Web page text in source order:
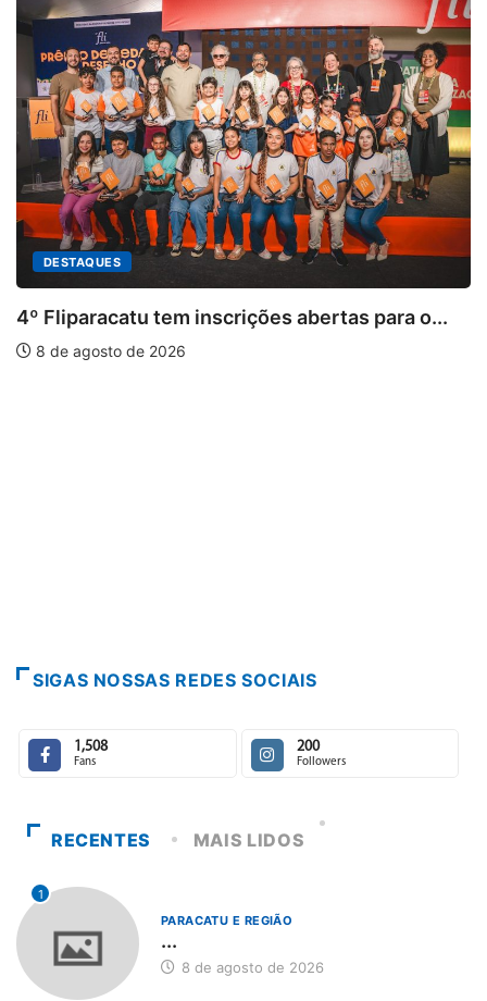
DESTAQUES
4º Fliparacatu tem inscrições abertas para o...
8 de agosto de 2026
SIGAS NOSSAS REDES SOCIAIS
1,508
Fans
200
Followers
RECENTES MAIS LIDOS
1
PARACATU E REGIÃO
...
8 de agosto de 2026